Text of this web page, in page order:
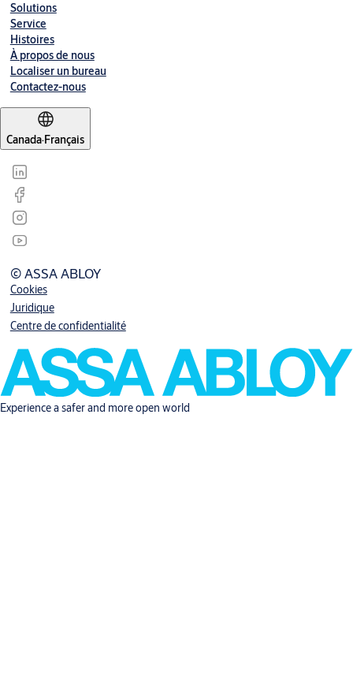
Solutions
Service
Histoires
À propos de nous
Localiser un bureau
Contactez-nous
Canada·Français
© ASSA ABLOY
Cookies
Juridique
Centre de confidentialité
Experience a safer and more open world